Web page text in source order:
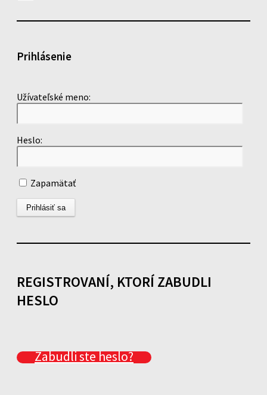
Prihlásenie
Užívateľské meno:
Heslo:
Zapamätať
REGISTROVANÍ, KTORÍ ZABUDLI
HESLO
Zabudli ste heslo?